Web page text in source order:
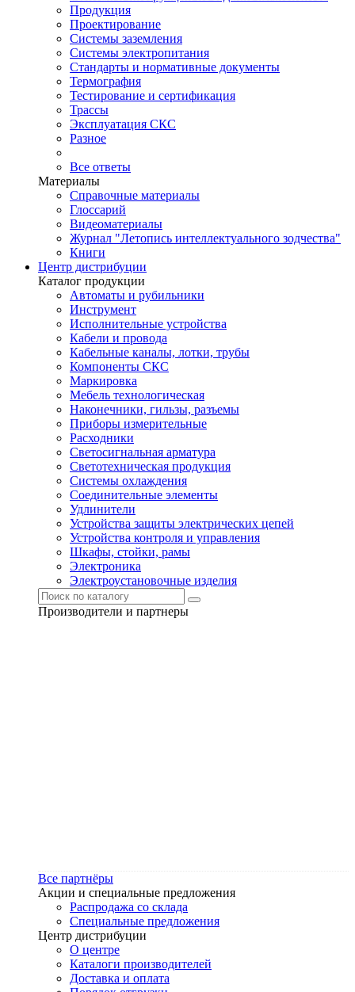
Продукция
Проектирование
Системы заземления
Системы электропитания
Стандарты и нормативные документы
Термография
Тестирование и сертификация
Трассы
Эксплуатация СКС
Разное
Все ответы
Материалы
Справочные материалы
Глоссарий
Видеоматериалы
Журнал "Летопись интеллектуального зодчества"
Книги
Центр дистрибуции
Каталог продукции
Автоматы и рубильники
Инструмент
Исполнительные устройства
Кабели и провода
Кабельные каналы, лотки, трубы
Компоненты СКС
Маркировка
Мебель технологическая
Наконечники, гильзы, разъемы
Приборы измерительные
Расходники
Светосигнальная арматура
Светотехническая продукция
Системы охлаждения
Соединительные элементы
Удлинители
Устройства защиты электрических цепей
Устройства контроля и управления
Шкафы, стойки, рамы
Электроника
Электроустановочные изделия
Производители и партнеры
Все партнёры
Акции и специальные предложения
Распродажа со склада
Специальные предложения
Центр дистрибуции
О центре
Каталоги производителей
Доставка и оплата